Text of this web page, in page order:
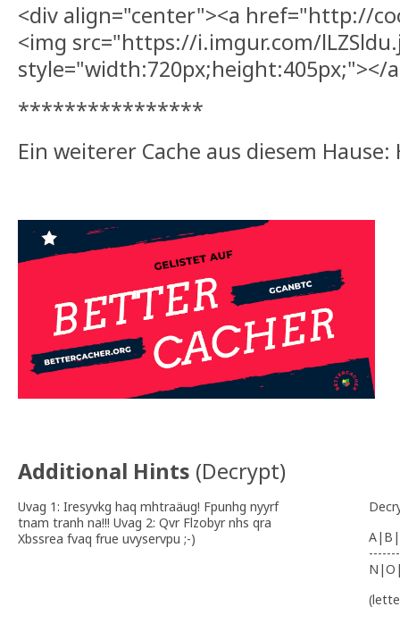
<div align="center"><a href="http://
<img src="https://i.imgur.com/
style="width:720px;height:405px;"></
****************
Ein weiterer Cache aus diesem Hause:
Additional Hints (Decrypt)
Uvag 1: Iresyvkg haq mhtraäug! Fpunhg nyyrf
tnam tranh na!!! Uvag 2: Qvr Flzobyr nhs qra
Xbssrea fvaq frue uvyservpu ;-)